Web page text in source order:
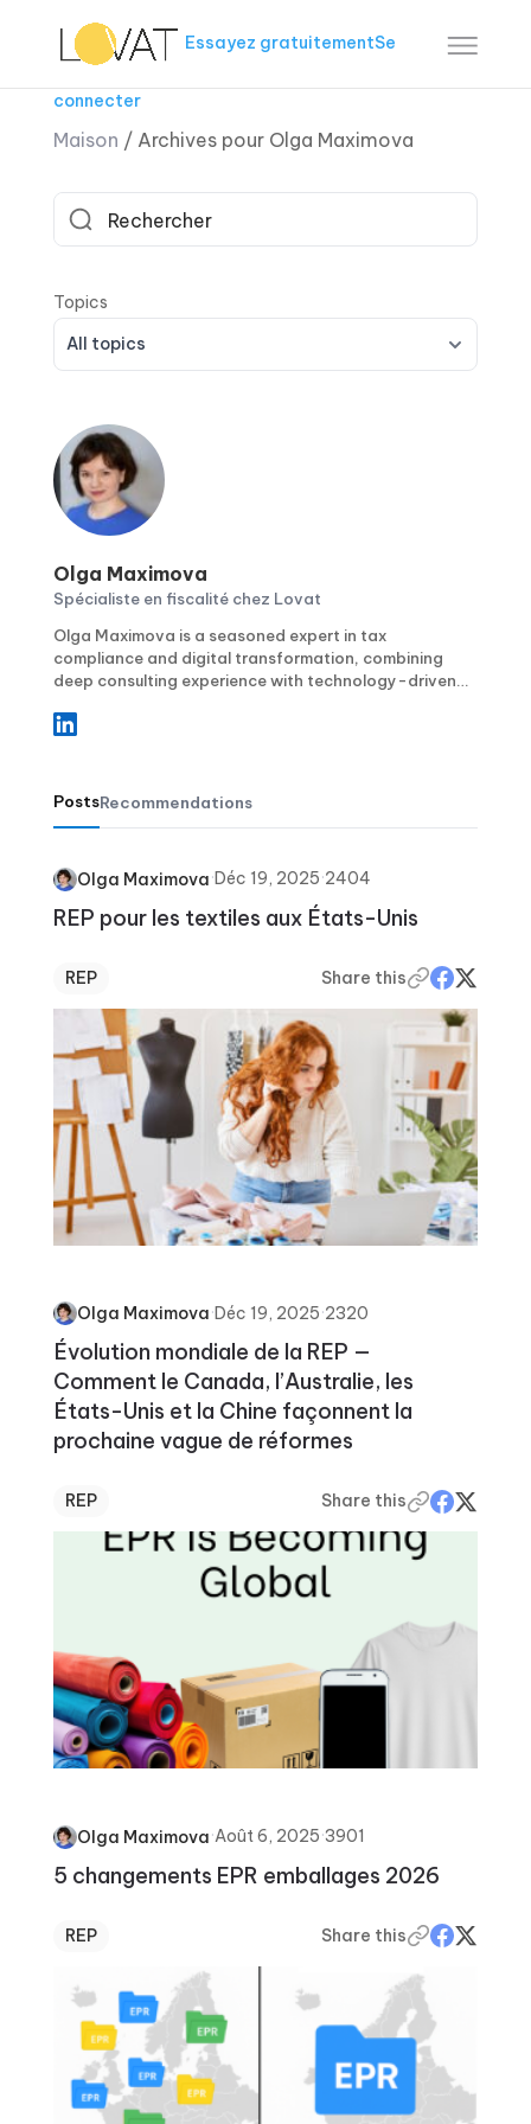
Essayez gratuitementSe
connecter
Maison / Archives pour Olga Maximova
All topics
Olga Maximova
Spécialiste en fiscalité chez Lovat
Olga Maximova is a seasoned expert in tax
compliance and digital transformation, combining
deep consulting experience with technology-driven
decades of working directly with financial operations
scalable, automated systems. Beyond her
focus she brings to the course.
PostsRecommendations
Olga Maximova·Déc 19, 2025·2404
REP pour les textiles aux États-Unis
REP Share this
Olga Maximova·Déc 19, 2025·2320
Évolution mondiale de la REP —
Comment le Canada, l’Australie, les
États-Unis et la Chine façonnent la
prochaine vague de réformes
REP Share this
Olga Maximova·Août 6, 2025·3901
5 changements EPR emballages 2026
REP Share this